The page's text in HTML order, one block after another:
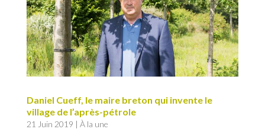
Daniel Cueff, le maire breton qui invente le
village de l’après-pétrole
21 Juin 2019 | À la une